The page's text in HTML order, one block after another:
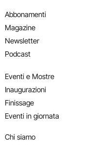
Abbonamenti
Magazine
Newsletter
Podcast
Eventi e Mostre
Inaugurazioni
Finissage
Eventi in giornata
Chi siamo